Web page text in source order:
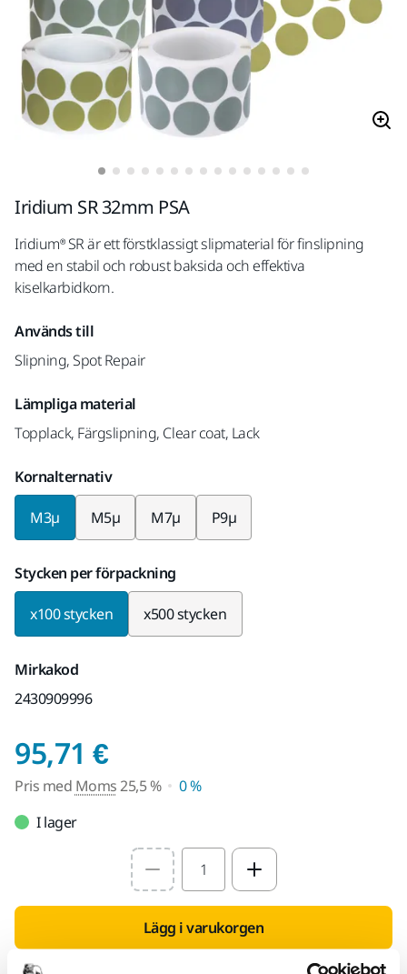
Iridium SR 32mm PSA
Iridium® SR är ett förstklassigt slipmaterial för finslipning
med en stabil och robust baksida och effektiva
kiselkarbidkorn.
Används till
Slipning, Spot Repair
Lämpliga material
Topplack, Färgslipning, Clear coat, Lack
Kornalternativ
M3µ M5µ M7µ P9µ
Stycken per förpackning
x100 stycken x500 stycken
Mirkakod
2430909996
95,71 €Pris med Moms 25,5
Pris med Moms25,5 %
0 %
I lager
Select quantity value
Lägg i varukorgen